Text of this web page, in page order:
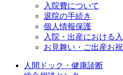
入院費について
退院の手続き
個人情報保護
入院・出産における
お見舞い・ご出産お
人間ドック・健康診断